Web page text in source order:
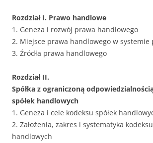
Rozdział I. Prawo handlowe
1. Geneza i rozwój prawa handlowego
2. Miejsce prawa handlowego w systemie
3. Źródła prawa handlowego
Rozdział II.
Spółka z ograniczoną
spółek handlowych
1. Geneza i cele kodeksu spółek
2. Założenia, zakres i systematyka
handlowych